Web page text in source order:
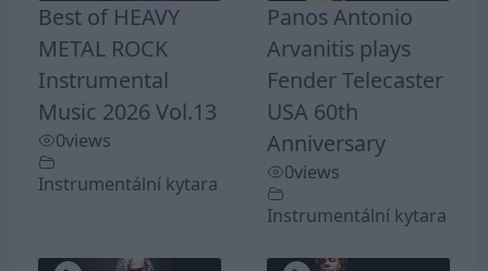
Best of HEAVY
METAL ROCK
Instrumental
Music 2026 Vol.13
0views
Instrumentální kytara
Panos Antonio
Arvanitis plays
Fender Telecaster
USA 60th
Anniversary
0views
Instrumentální kytara